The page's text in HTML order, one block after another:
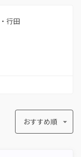
行田
おすすめ順